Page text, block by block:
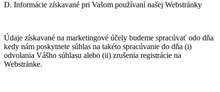
D. Informácie získavané pri Vašom používaní našej Webstránky
Údaje získavané na marketingové účely budeme spracúvať odo dňa
kedy nám poskytnete súhlas na takéto spracúvanie do dňa (i)
odvolania Vášho súhlasu alebo (ii) zrušenia registrácie na
Webstránke.